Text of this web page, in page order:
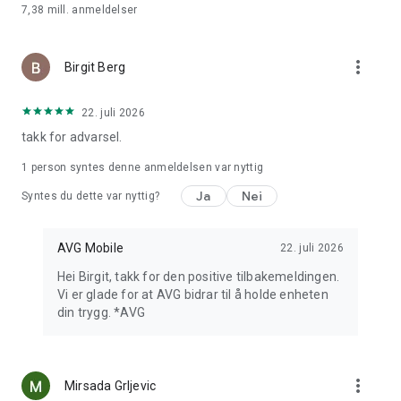
✔ Se hvilke brukerkontoer som har vært berørt av lekkasjer.
personopplysningene dine for fare.
✔ Få informasjon om lekkasjer og når de oppstod.
✔ Se tillatelser som kreves for hver enkelt app
✔ Se hvor dataene brukes.
✔ Oppdag potensielle personvernproblemer.
mot phishing-angrep og ondsinnede nettsider via
Ved å installere eller oppdatere denne appen godtar du at
bruken er underlagt disse vilkårene: http://m.avg.com/terms
7,38 mill. anmeldelser
Birgit Berg more_vert
22. juli 2026
takk for advarsel.
1 person syntes denne anmeldelsen var nyttig
Syntes du dette var nyttig? Ja Nei
AVG Mobile 22. juli 2026
Hei Birgit, takk for den positive tilbakemeldingen.
Vi er glade for at AVG bidrar til å holde enheten
din trygg. *AVG
Mirsada Grljevic more_vert